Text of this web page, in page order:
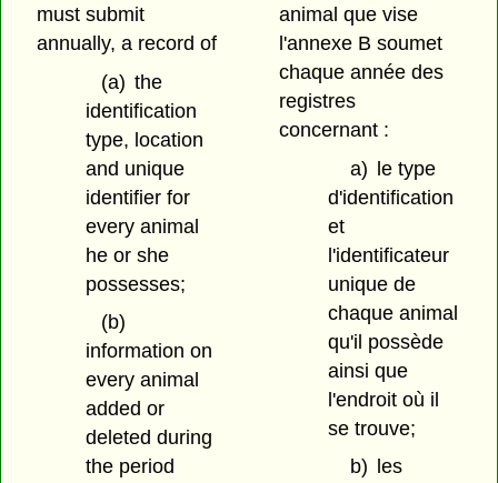
must submit
annually, a record of
(a) the
identification
type, location
and unique
identifier for
every animal
he or she
possesses;
(b)
information on
every animal
added or
deleted during
the period
animal que vise
l'annexe B soumet
chaque année des
registres
concernant :
a) le type
d'identification
et
l'identificateur
unique de
chaque animal
qu'il possède
ainsi que
l'endroit où il
se trouve;
b)
les